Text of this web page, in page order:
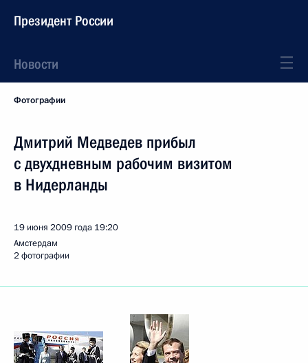
Президент России
Новости
Фотографии
Дмитрий Медведев прибыл
с двухдневным рабочим визитом
в Нидерланды
19 июня 2009 года 19:20
Амстердам
2 фотографии